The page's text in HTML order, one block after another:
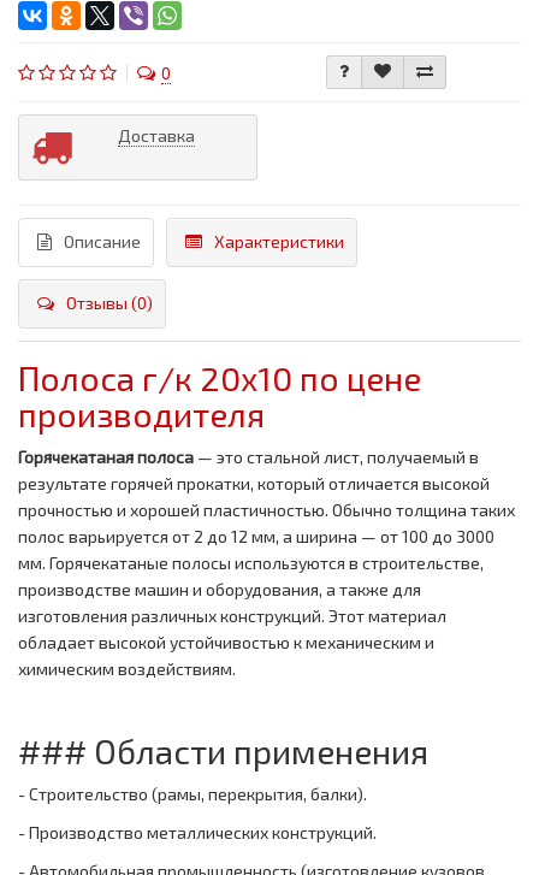
0
Доставка
Описание Характеристики
Отзывы (0)
Полоса г/к 20x10 по цене
производителя
Горячекатаная полоса — это стальной лист, получаемый в
результате горячей прокатки, который отличается высокой
прочностью и хорошей пластичностью. Обычно толщина таких
полос варьируется от 2 до 12 мм, а ширина — от 100 до 3000
мм. Горячекатаные полосы используются в строительстве,
производстве машин и оборудования, а также для
изготовления различных конструкций. Этот материал
обладает высокой устойчивостью к механическим и
химическим воздействиям.
### Области применения
- Строительство (рамы, перекрытия, балки).
- Производство металлических конструкций.